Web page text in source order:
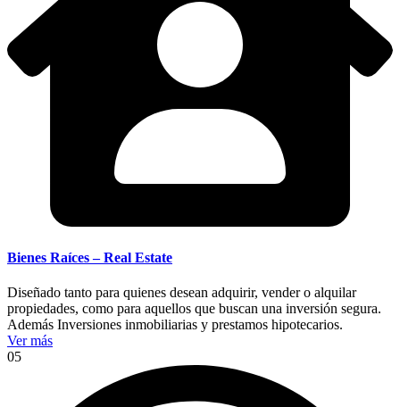
Bienes Raíces – Real Estate
Diseñado tanto para quienes desean adquirir, vender o alquilar
propiedades, como para aquellos que buscan una inversión segura.
Además Inversiones inmobiliarias y prestamos hipotecarios.
Ver más
05